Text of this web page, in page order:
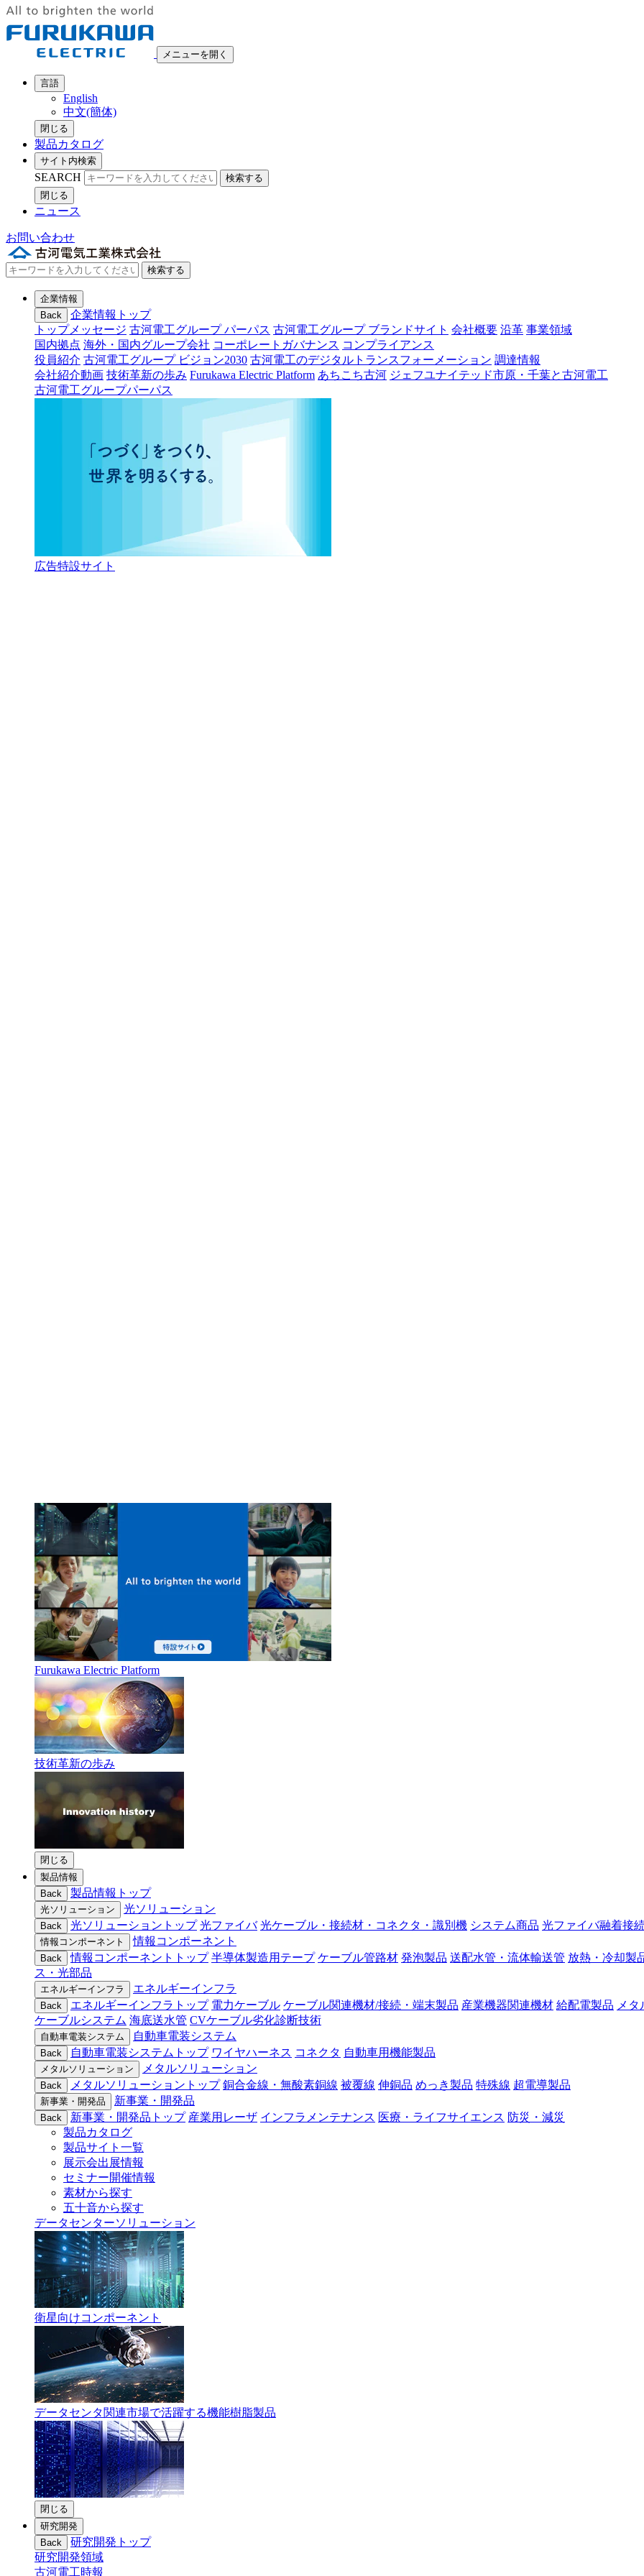
メニューを開く
言語
English
中文(簡体)
閉じる
製品カタログ
サイト内検索
SEARCH
検索する
閉じる
ニュース
お問い合わせ
検索する
企業情報
Back
企業情報トップ
トップメッセージ 古河電工グループ パーパス 古河電工グループ ブランドサイト 会社概要 沿革 事業領域
国内拠点 海外・国内グループ会社 コーポレートガバナンス コンプライアンス
役員紹介 古河電工グループ ビジョン2030 古河電工のデジタルトランスフォーメーション 調達情報
会社紹介動画 技術革新の歩み Furukawa Electric Platform あちこち古河 ジェフユナイテッド市原・千葉と古河電工
古河電工グループパーパス
広告特設サイト
Furukawa Electric Platform
技術革新の歩み
閉じる
製品情報
Back
製品情報トップ
光ソリューション 光ソリューション
Back 光ソリューショントップ 光ファイバ 光ケーブル・接続材・コネクタ・識別機 システム商品 光ファイバ融着接
情報コンポーネント 情報コンポーネント
Back 情報コンポーネントトップ 半導体製造用テープ ケーブル管路材 発泡製品 送配水管・流体輸送管 放熱・冷却製
ス・光部品
エネルギーインフラ エネルギーインフラ
Back エネルギーインフラトップ 電力ケーブル ケーブル関連機材/接続・端末製品 産業機器関連機材 給配電製品 メ
ケーブルシステム 海底送水管 CVケーブル劣化診断技術
自動車電装システム 自動車電装システム
Back 自動車電装システムトップ ワイヤハーネス コネクタ 自動車用機能製品
メタルソリューション メタルソリューション
Back メタルソリューショントップ 銅合金線・無酸素銅線 被覆線 伸銅品 めっき製品 特殊線 超電導製品
新事業・開発品 新事業・開発品
Back 新事業・開発品トップ 産業用レーザ インフラメンテナンス 医療・ライフサイエンス 防災・減災
製品カタログ
製品サイト一覧
展示会出展情報
セミナー開催情報
素材から探す
五十音から探す
データセンターソリューション
衛星向けコンポーネント
データセンタ関連市場で活躍する機能樹脂製品
閉じる
研究開発
Back
研究開発トップ
研究開発領域
古河電工時報